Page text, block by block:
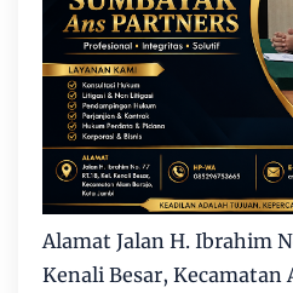
Alamat Jalan H. Ibrahim
Kenali Besar, Kecamatan